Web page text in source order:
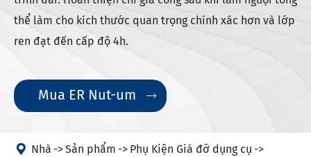
thể làm cho kích thước quan trọng chính xác hơn và lớp
ren đạt đến cấp độ 4h.
Mua ER Nut-um 
 Nhà Sản phẩm
Phụ Kiện Giá đỡ dụng cụ